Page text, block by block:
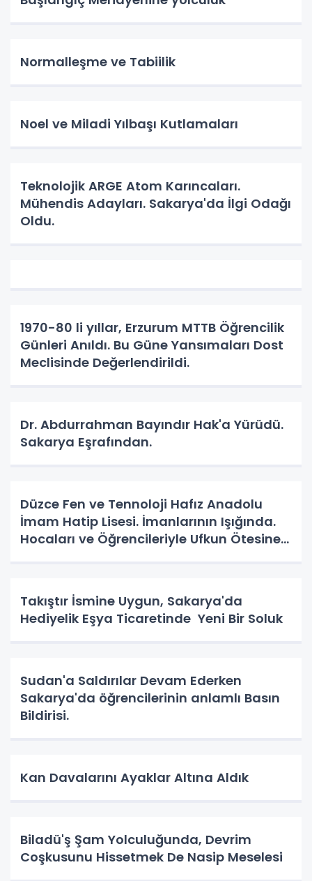
Normalleşme ve Tabiilik
Noel ve Miladi Yılbaşı Kutlamaları
Teknolojik ARGE Atom Karıncaları.
Mühendis Adayları. Sakarya'da İlgi Odağı
Oldu.
1970-80 li yıllar, Erzurum MTTB Öğrencilik
Günleri Anıldı. Bu Güne Yansımaları Dost
Meclisinde Değerlendirildi.
Dr. Abdurrahman Bayındır Hak'a Yürüdü.
Sakarya Eşrafından.
Düzce Fen ve Tennoloji Hafız Anadolu
İmam Hatip Lisesi. İmanlarının Işığında.
Hocaları ve Öğrencileriyle Ufkun Ötesine
Takıştır İsmine Uygun, Sakarya'da
Hediyelik Eşya Ticaretinde Yeni Bir Soluk
Sudan'a Saldırılar Devam Ederken
Sakarya'da öğrencilerinin anlamlı Basın
Bildirisi.
Kan Davalarını Ayaklar Altına Aldık
Biladü'ş Şam Yolculuğunda, Devrim
Coşkusunu Hissetmek De Nasip Meselesi